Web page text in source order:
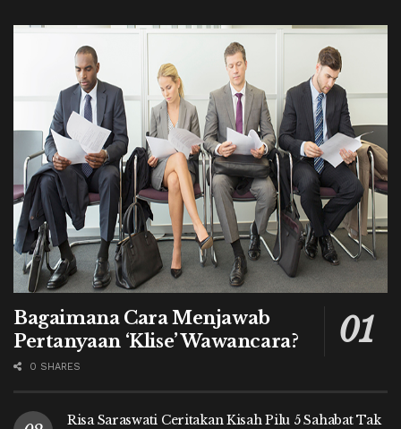
Bagaimana Cara Menjawab
Pertanyaan ‘Klise’ Wawancara?
0 SHARES
Risa Saraswati Ceritakan Kisah Pilu 5 Sahabat Tak